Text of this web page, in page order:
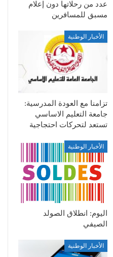
عدد من رحلاتها دون إعلام
مسبق للمسافرين
الأخبار الوطنية
تزامنا مع العودة المدرسية:
جامعة التعليم الاساسي
تستعد لتحركات احتجاجية
الأخبار الوطنية
اليوم: انطلاق الصولد
الصيفي
الأخبار الوطنية